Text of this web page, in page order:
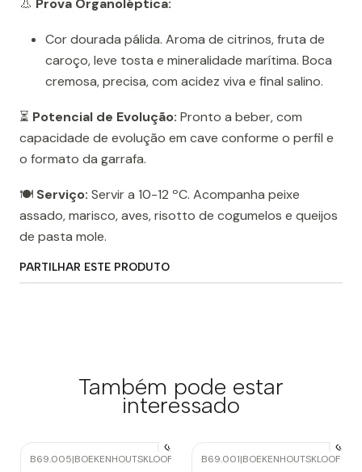
👃 Prova Organoléptica:
Cor dourada pálida. Aroma de citrinos, fruta de
caroço, leve tosta e mineralidade marítima. Boca
cremosa, precisa, com acidez viva e final salino.
⏳ Potencial de Evolução: Pronto a beber, com
capacidade de evolução em cave conforme o perfil e
o formato da garrafa.
🍽️ Serviço: Servir a 10-12 ºC. Acompanha peixe
assado, marisco, aves, risotto de cogumelos e queijos
de pasta mole.
PARTILHAR ESTE PRODUTO
Também pode estar
interessado
B69.005|BOEKENHOUTSKLOOF B69.001|BOEKENHOUTSKLOOF